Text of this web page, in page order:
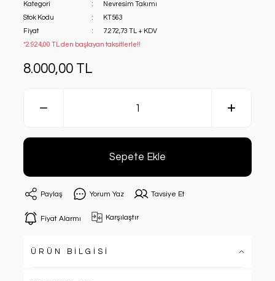
Kategori
Nevresim Takımı
Stok Kodu
KT563
Fiyat
7.272,73 TL + KDV
*2.924,00 TL den başlayan taksitlerle!!
8.000,00 TL
Sepete Ekle
Paylaş Yorum Yaz Tavsiye Et
Fiyat Alarmı Karşılaştır
ÜRÜN BİLGİSİ